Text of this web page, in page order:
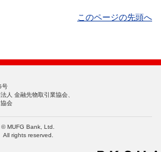
このページの先頭へ
号
人 金融先物取引業協会、
会
© MUFG Bank, Ltd.
All rights reserved.